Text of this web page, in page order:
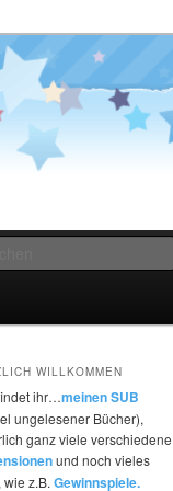
WILLKOMMEN
ihr…meinen SUB
ungelesener Bücher),
ganz viele verschiedene
und noch vieles
wie z.B. Gewinnspiele.